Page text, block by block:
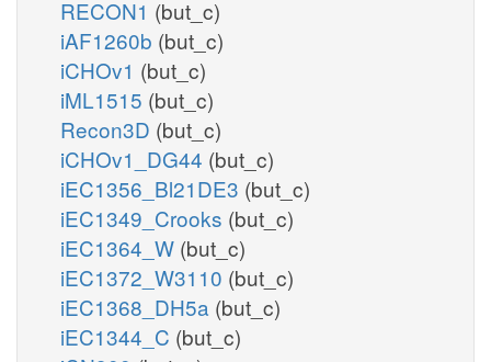
RECON1 (but_c)
iAF1260b (but_c)
iCHOv1 (but_c)
iML1515 (but_c)
Recon3D (but_c)
iCHOv1_DG44 (but_c)
iEC1356_Bl21DE3 (but_c)
iEC1349_Crooks (but_c)
iEC1364_W (but_c)
iEC1372_W3110 (but_c)
iEC1368_DH5a (but_c)
iEC1344_C (but_c)